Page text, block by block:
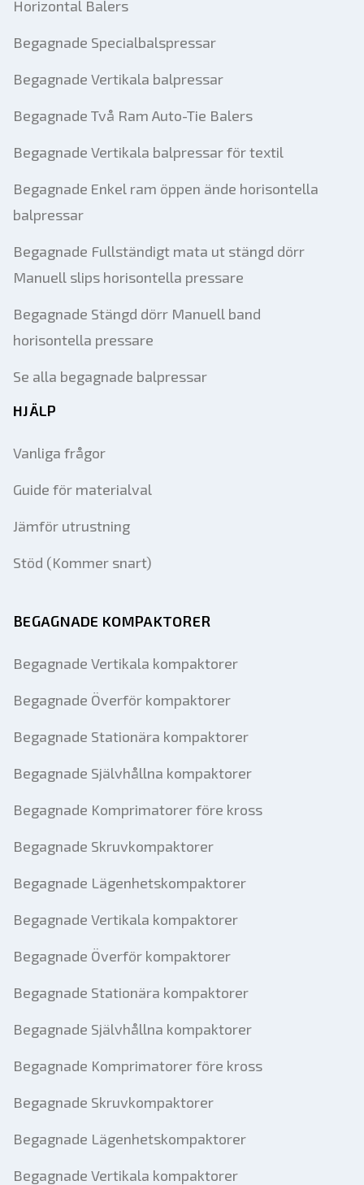
Horizontal Balers
Begagnade Specialbalspressar
Begagnade Vertikala balpressar
Begagnade Två Ram Auto-Tie Balers
Begagnade Vertikala balpressar för textil
Begagnade Enkel ram öppen ände horisontella
balpressar
Begagnade Fullständigt mata ut stängd dörr
Manuell slips horisontella pressare
Begagnade Stängd dörr Manuell band
horisontella pressare
Se alla begagnade balpressar
HJÄLP
Vanliga frågor
Guide för materialval
Jämför utrustning
Stöd (Kommer snart)
BEGAGNADE KOMPAKTORER
Begagnade Vertikala kompaktorer
Begagnade Överför kompaktorer
Begagnade Stationära kompaktorer
Begagnade Självhållna kompaktorer
Begagnade Komprimatorer före kross
Begagnade Skruvkompaktorer
Begagnade Lägenhetskompaktorer
Begagnade Vertikala kompaktorer
Begagnade Överför kompaktorer
Begagnade Stationära kompaktorer
Begagnade Självhållna kompaktorer
Begagnade Komprimatorer före kross
Begagnade Skruvkompaktorer
Begagnade Lägenhetskompaktorer
Begagnade Vertikala kompaktorer